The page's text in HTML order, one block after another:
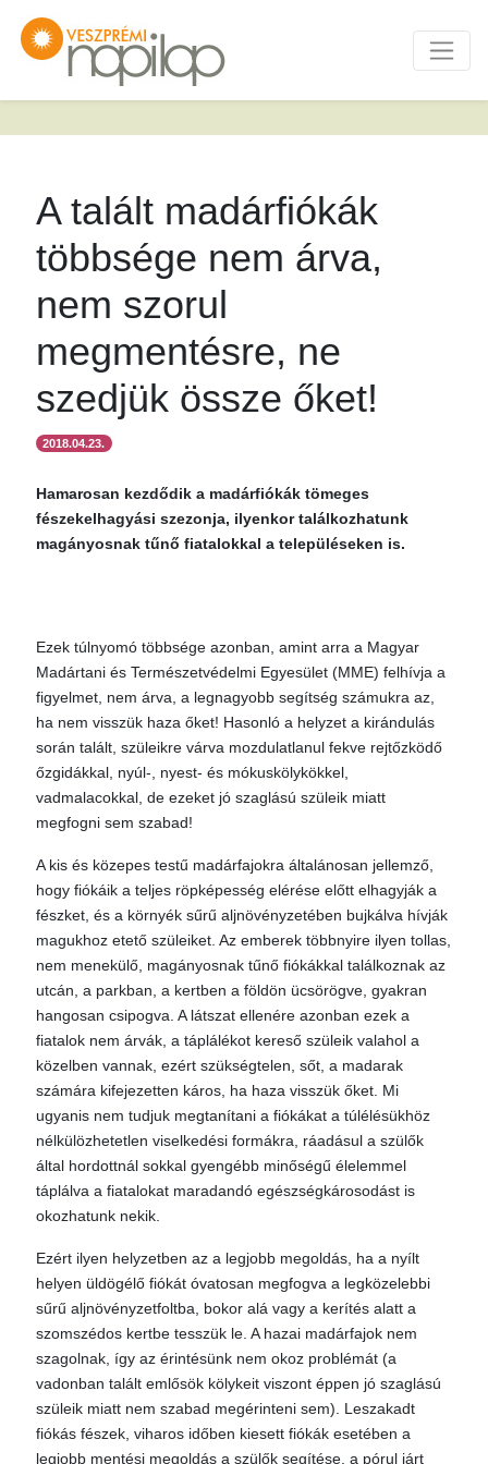
A talált madárfiókák
többsége nem árva,
nem szorul
megmentésre, ne
szedjük össze őket!
2018.04.23.
Hamarosan kezdődik a madárfiókák tömeges
fészekelhagyási szezonja, ilyenkor találkozhatunk
magányosnak tűnő fiatalokkal a településeken is.
Ezek túlnyomó többsége azonban, amint arra a Magyar
Madártani és Természetvédelmi Egyesület (MME) felhívja a
figyelmet, nem árva, a legnagyobb segítség számukra az,
ha nem visszük haza őket! Hasonló a helyzet a kirándulás
során talált, szüleikre várva mozdulatlanul fekve rejtőzködő
őzgidákkal, nyúl-, nyest- és mókuskölykökkel,
vadmalacokkal, de ezeket jó szaglású szüleik miatt
megfogni sem szabad!
A kis és közepes testű madárfajokra általánosan jellemző,
hogy fiókáik a teljes röpképesség elérése előtt elhagyják a
fészket, és a környék sűrű aljnövényzetében bujkálva hívják
magukhoz etető szüleiket. Az emberek többnyire ilyen tollas,
nem menekülő, magányosnak tűnő fiókákkal találkoznak az
utcán, a parkban, a kertben a földön ücsörögve, gyakran
hangosan csipogva. A látszat ellenére azonban ezek a
fiatalok nem árvák, a táplálékot kereső szüleik valahol a
közelben vannak, ezért szükségtelen, sőt, a madarak
számára kifejezetten káros, ha haza visszük őket. Mi
ugyanis nem tudjuk megtanítani a fiókákat a túlélésükhöz
nélkülözhetetlen viselkedési formákra, ráadásul a szülők
által hordottnál sokkal gyengébb minőségű élelemmel
táplálva a fiatalokat maradandó egészségkárosodást is
okozhatunk nekik.
Ezért ilyen helyzetben az a legjobb megoldás, ha a nyílt
helyen üldögélő fiókát óvatosan megfogva a legközelebbi
sűrű aljnövényzetfoltba, bokor alá vagy a kerítés alatt a
szomszédos kertbe tesszük le. A hazai madárfajok nem
szagolnak, így az érintésünk nem okoz problémát (a
vadonban talált emlősök kölykeit viszont éppen jó szaglású
szüleik miatt nem szabad megérinteni sem). Leszakadt
fiókás fészek, viharos időben kiesett fiókák esetében a
legjobb mentési megoldás a szülők segítése, a pórul járt